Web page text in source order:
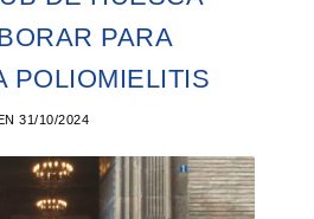
PARA
POLIOMIELITIS
31/10/2024